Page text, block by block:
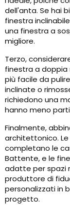
dell'anta. Se hai
finestra
una finestra a
migliore.
Terzo,
finestra a doppia
più facile da
inclinate o
richiedono una
hanno meno
Finalmente,
architettonico.
completano le
Battente, e le
adatte per spazi
produttore di
personalizzati in
progetto.